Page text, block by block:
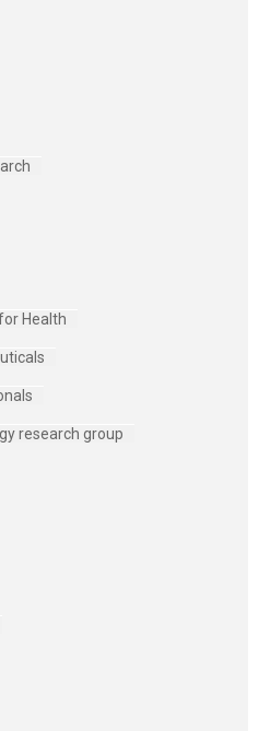
Health
research group